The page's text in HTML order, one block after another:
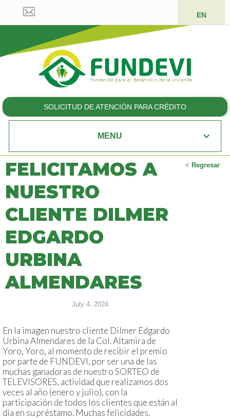
EN
SOLICITUD DE ATENCIÓN PARA CRÉDITO
MENU
< Regresar
FELICITAMOS A
NUESTRO
CLIENTE DILMER
EDGARDO
URBINA
ALMENDARES
July 4, 2024
En la imagen nuestro cliente Dilmer Edgardo
Urbina Almendares de la Col. Altamira de
Yoro, Yoro, al momento de recibir el premio
por parte de FUNDEVI, por ser una de las
muchas ganadoras de nuestro SORTEO de
TELEVISORES, actividad que realizamos dos
veces al año (enero y julio), con la
participación de todos los clientes que están al
día en su préstamo. Muchas felicidades.